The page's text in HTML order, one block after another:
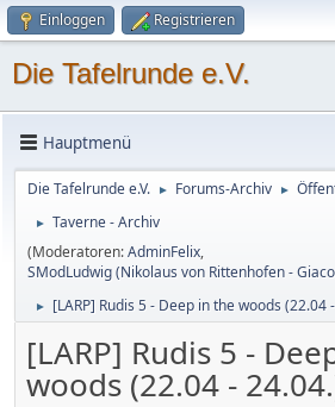
Einloggen Registrieren
Die Tafelrunde e.V.
Hauptmenü
Die Tafelrunde e.V. ► Forums-Archiv ►
►
Taverne - Archiv
(Moderatoren:AdminFelix,
SModLudwig (Nikolaus von Rittenhofen -
► [LARP] Rudis 5 - Deep in the woods (22.04
[LARP] Rudis 5 -
woods (22.04 -